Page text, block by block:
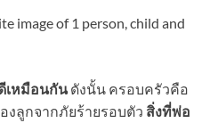
เหมือนกันดังนั้น ครอบครัวคือ
ลูกจากภัยร้ายรอบตัว สิ่งที่พ่อ